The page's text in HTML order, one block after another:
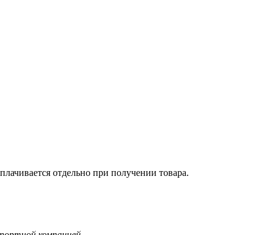
отдельно при получении товара.